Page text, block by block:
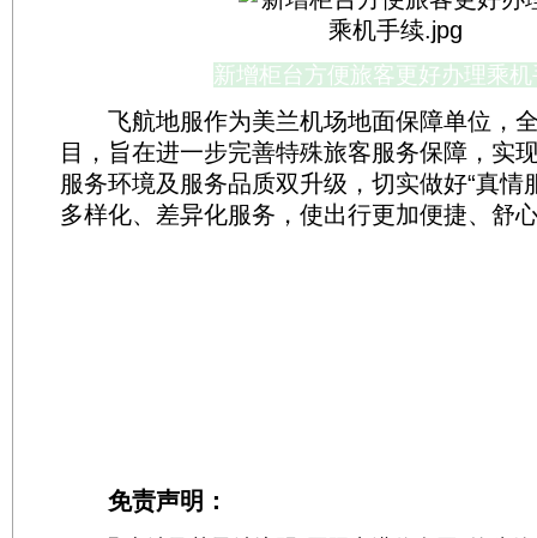
新增柜台方便旅客更好办理乘
飞航地服作为美兰机场地面保障单位，
目，旨在进一步完善特殊旅客服务保障，实
服务环境及服务品质双升级，切实做好“真情
多样化、差异化服务，使出行更加便捷、舒
免责声明：